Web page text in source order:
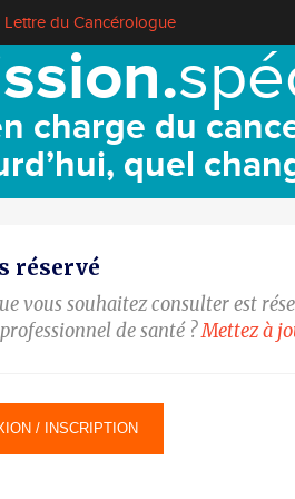
Lettre du Cancérologue
charge du
quel
réservé
vous souhaitez consulter est
de santé ?Mettez à
/ INSCRIPTION